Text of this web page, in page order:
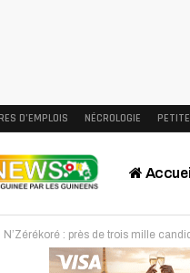
D’EMPLOIS NÉCROLOGIE
Accueil
N’Zérékoré : près de trois mille